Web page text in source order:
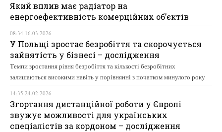
Який вплив має радіатор на
енергоефективність комерційних об’єктів
08:34 16.03.2026
У Польщі зростає безробіття та скорочується
зайнятість у бізнесі – дослідження
Темпи зростання рівня безробіття та кількості безробітних
залишаються високими навіть у порівнянні з початком минулого року
14:35 24.02.2026
Згортання дистанційної роботи у Європі
звужує можливості для українських
спеціалістів за кордоном – дослідження